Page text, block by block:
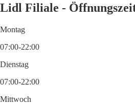
Lidl Filiale -
Montag
07:00-22:00
Dienstag
07:00-22:00
Mittwoch